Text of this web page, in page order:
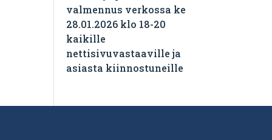
valmennus verkossa ke
28.01.2026 klo 18-20
kaikille
nettisivuvastaaville ja
asiasta kiinnostuneille